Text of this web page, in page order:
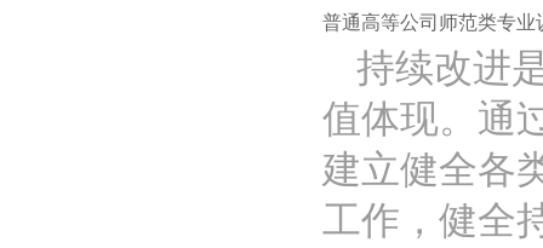
普通高等公司师范类专业
持续改进
值体现。通
建立健全各
工作，健全